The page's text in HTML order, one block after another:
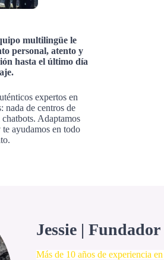
multilingüe le
personal, atento y
hasta el último día
expertos en
nada de centros de
Adaptamos
te ayudamos en todo
Jessie | Fundador
Más de 10 años de experiencia